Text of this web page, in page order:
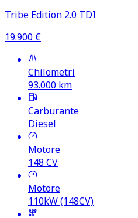
Tribe Edition 2.0 TDI
19.900 €
Chilometri
93.000 km
Carburante
Diesel
Motore
148 CV
Motore
110kW (148CV)